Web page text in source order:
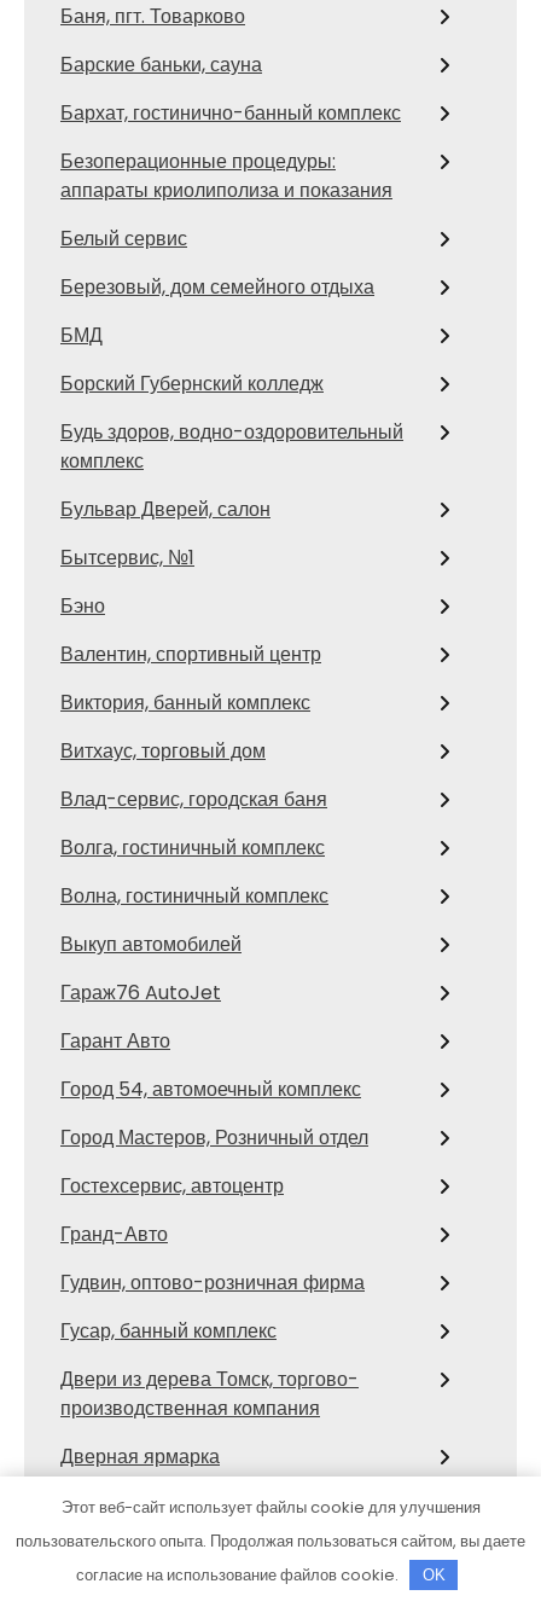
Баня, пгт. Товарково
Барские баньки, сауна
Бархат, гостинично-банный комплекс
Безоперационные процедуры:
аппараты криолиполиза и показания
Белый сервис
Березовый, дом семейного отдыха
БМД
Борский Губернский колледж
Будь здоров, водно-оздоровительный
комплекс
Бульвар Дверей, салон
Бытсервис, №1
Бэно
Валентин, спортивный центр
Виктория, банный комплекс
Витхаус, торговый дом
Влад-сервис, городская баня
Волга, гостиничный комплекс
Волна, гостиничный комплекс
Выкуп автомобилей
Гараж76 AutoJet
Гарант Авто
Город 54, автомоечный комплекс
Город Мастеров, Розничный отдел
Гостехсервис, автоцентр
Гранд-Авто
Гудвин, оптово-розничная фирма
Гусар, банный комплекс
Двери из дерева Томск, торгово-
производственная компания
Дверная ярмарка
Дверь-Сервис, салоны межкомнатных
и входных дверей, напольных покрытий
Дизель Сервис
Этот веб-сайт использует файлы cookie для улучшения
пользовательского опыта. Продолжая пользоваться сайтом, вы даете
согласие на использование файлов cookie.
OK